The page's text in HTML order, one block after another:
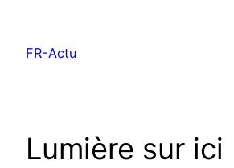
contenu
FR-Actu
Lumière sur ici